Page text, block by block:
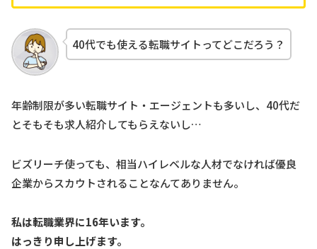
40代でも使える転職サイトってどこだろう？
年齢制限が多い転職サイト・エージェントも多いし、40代だ
とそもそも求人紹介してもらえないし…
ビズリーチ使っても、相当ハイレベルな人材でなければ優良
企業からスカウトされることなんてありません。
私は転職業界に16年います。
はっきり申し上げます。